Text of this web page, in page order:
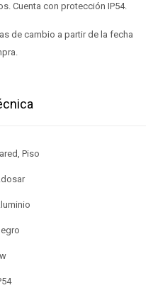
Cuenta con protección IP54.
de cambio a partir de la fecha
Piso